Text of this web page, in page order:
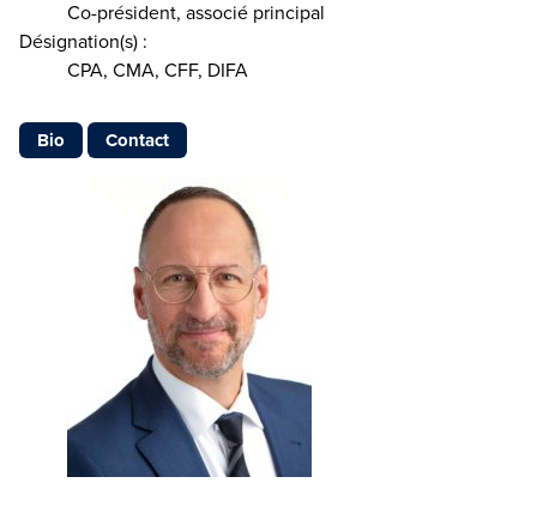
Co-président, associé principal
Désignation(s) :
CPA, CMA, CFF, DIFA
Bio Contact